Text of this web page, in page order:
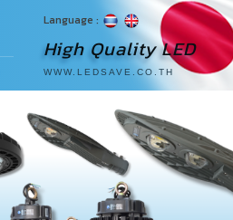
Language :
High Quality LED
WWW.LEDSAVE.CO.TH